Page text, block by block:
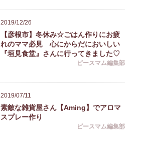
2019/12/26
【彦根市】冬休み☆ごはん作りにお疲
れのママ必見 心にからだにおいしい
『垣見食堂』さんに行ってきました♡
ピースマム編集部
2019/07/11
素敵な雑貨屋さん【Aming】でアロマ
スプレー作り
ピースマム編集部